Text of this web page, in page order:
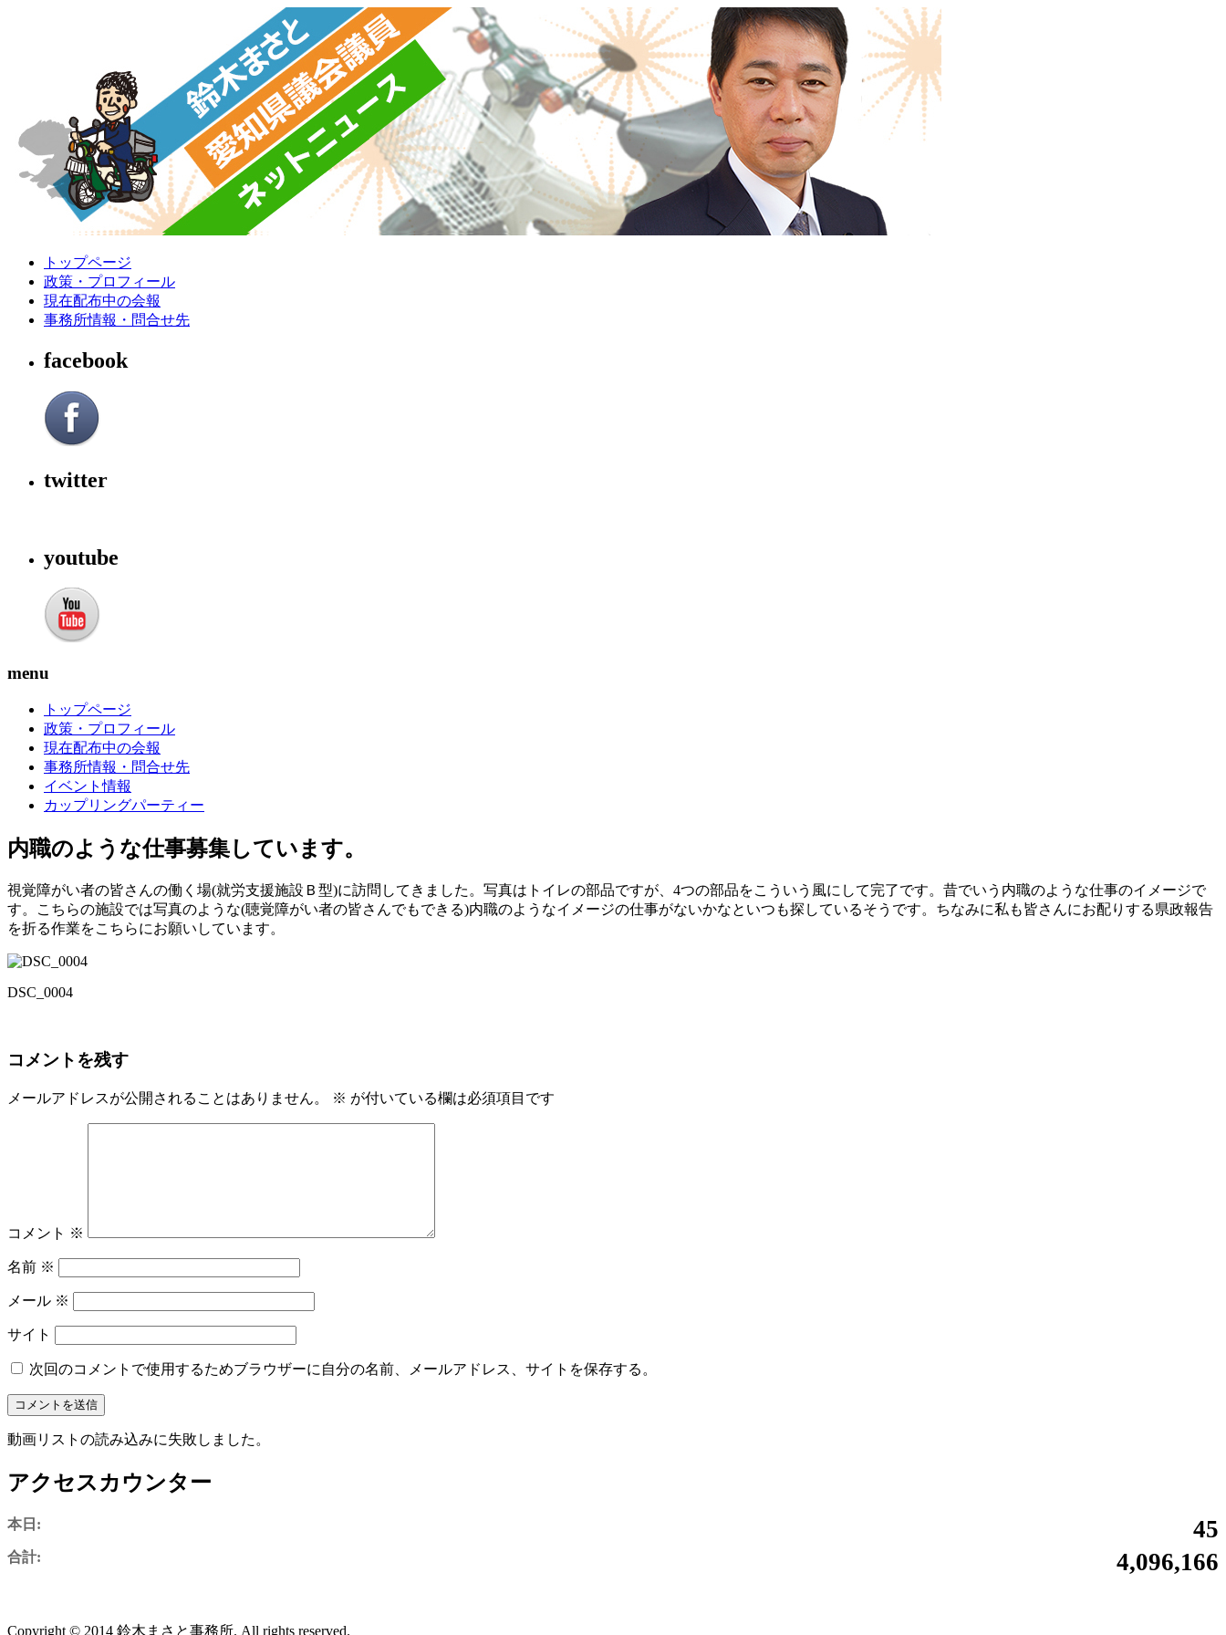
トップページ
政策・プロフィール
現在配布中の会報
事務所情報・問合せ先
facebook
twitter
youtube
menu
トップページ
政策・プロフィール
現在配布中の会報
事務所情報・問合せ先
イベント情報
カップリングパーティー
内職のような仕事募集しています。
視覚障がい者の皆さんの働く場(就労支援施設Ｂ型)に訪問してきました。写真はトイレの部品ですが、4つの部品をこういう風にして完了です。昔でいう内職のような仕事のイメージで
す。こちらの施設では写真のような(聴覚障がい者の皆さんでもできる)内職のようなイメージの仕事がないかなといつも探しているそうです。ちなみに私も皆さんにお配りする県政報告
を折る作業をこちらにお願いしています。
DSC_0004
コメントを残す
メールアドレスが公開されることはありません。 ※ が付いている欄は必須項目です
コメント ※
名前 ※
メール ※
サイト
次回のコメントで使用するためブラウザーに自分の名前、メールアドレス、サイトを保存する。
動画リストの読み込みに失敗しました。
アクセスカウンター
本日: 45
合計: 4,096,166
Copyright © 2014 鈴木まさと事務所. All rights reserved.